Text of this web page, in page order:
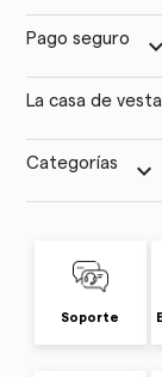
Pago seguro keyboard_arrow_down
La casa de vesta
Categorías keyboard_arrow_down
Soporte